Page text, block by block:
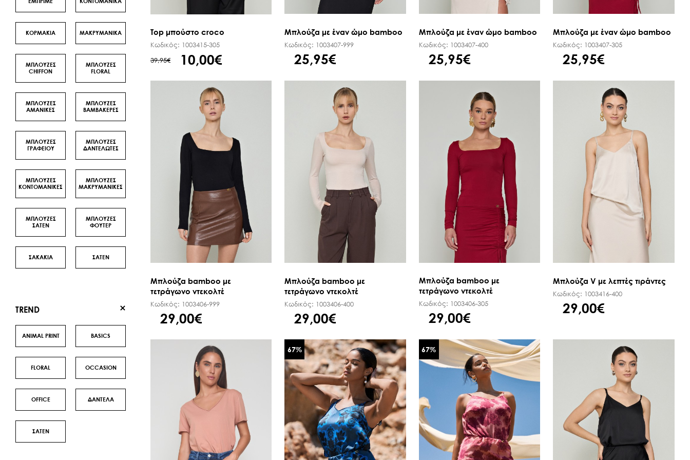
ΚΟΡΜΑΚΙΑ ΜΑΚΡΥΜΑΝΙΚΑ
ΜΠΛΟΥΖΕΣ
CHIFFON
ΜΠΛΟΥΖΕΣ
FLORAL
ΜΠΛΟΥΖΕΣ
ΑΜΑΝΙΚΕΣ
ΜΠΛΟΥΖΕΣ
ΒΑΜΒΑΚΕΡΕΣ
ΜΠΛΟΥΖΕΣ
ΓΡΑΦΕΙΟΥ
ΜΠΛΟΥΖΕΣ
ΔΑΝΤΕΛΩΤΕΣ
ΜΠΛΟΥΖΕΣ
ΚΟΝΤΟΜΑΝΙΚΕΣ
ΜΠΛΟΥΖΕΣ
ΜΑΚΡΥΜΑΝΙΚΕΣ
ΜΠΛΟΥΖΕΣ
ΣΑΤΕΝ
ΜΠΛΟΥΖΕΣ
ΦΟΥΤΕΡ
ΣΑΚΑΚΙΑ ΣΑΤΕΝ
TREND
ANIMAL PRINT BASICS
FLORAL OCCASION
OFFICE ΔΑΝΤΕΛΑ
ΣΑΤΕΝ
Top μπούστο croco
Κωδικός: 1003415-305
39,95€ 10,00€
Μπλούζα με έναν ώμο bamboo
Κωδικός: 1003407-999
25,95€
Μπλούζα με έναν ώμο bamboo
Κωδικός: 1003407-400
25,95€
Μπλούζα με έναν ώμο bamboo
Κωδικός: 1003407-305
25,95€
Μπλούζα bamboo με
τετράγωνο ντεκολτέ
Κωδικός: 1003406-999
29,00€
Μπλούζα bamboo με
τετράγωνο ντεκολτέ
Κωδικός: 1003406-400
29,00€
Μπλούζα bamboo με
τετράγωνο ντεκολτέ
Κωδικός: 1003406-305
29,00€
Μπλούζα V με λεπτές τιράντες
Κωδικός: 1003416-400
29,00€
67% 67%